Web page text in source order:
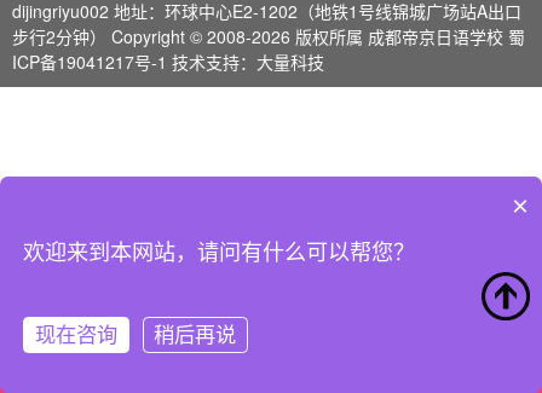
一万左右预算去日本
dijingriyu002 地址：环球中心E2-1202（地铁1号线锦城广场站A出口
步行2分钟） Copyright © 2008-2026 版权所属 成都帝京日语学校 蜀
ICP备19041217号-1 技术支持： 大量科技
×
欢迎来到本网站，请问有什么可以帮您？
现在咨询 稍后再说